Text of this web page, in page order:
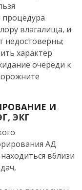
процедура
влагалища, и
недостоверны;
характер
очереди к
И
ЭКГ
АД
вблизи